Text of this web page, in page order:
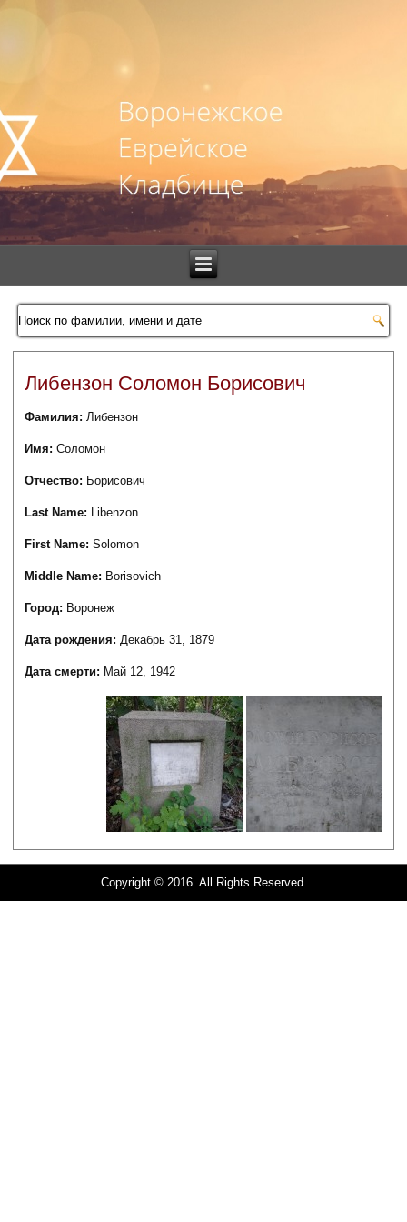
Либензон Соломон Борисович
Фамилия:Либензон
Имя:Соломон
Отчество: Борисович
Last Name: Libenzon
First Name:Solomon
Middle Name: Borisovich
Город: Воронеж
Дата рождения:Декабрь 31, 1879
Дата смерти: Май 12, 1942
Copyright © 2016. All Rights Reserved.